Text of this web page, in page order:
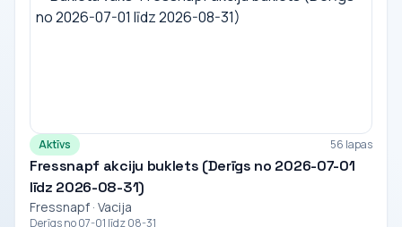
Aktīvs 56 lapas
Fressnapf akciju buklets (Derīgs no 2026-07-01
līdz 2026-08-31)
Fressnapf · Vacija
Derīgs no 07-01 līdz 08-31